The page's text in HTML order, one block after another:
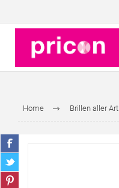
Home Brillen aller Art